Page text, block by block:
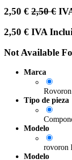
2,50 € 2,50€
2,50 € IVA
Not Available
Marca
Rovoron
Tipo de pieza
Modelo
rovoron
Modelo